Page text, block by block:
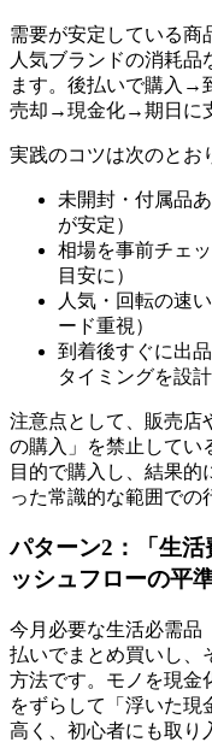
需要が安定している商
人気ブランドの消耗品
ます。後払いで購入→
売却→現金化→期日に
実践のコツは次のとお
未開封・付属品
が安定）
相場を事前チェ
目安に）
人気・回転の速
ード重視）
到着後すぐに出
タイミングを設計
注意点として、販売店
の購入」を禁止してい
目的で購入し、結果的
った常識的な範囲での
パターン2：「生
ッシュフローの平準
今月必要な生活必需品
払いでまとめ買いし、
方法です。モノを現金
をずらして「浮いた現
高く、初心者にも取り